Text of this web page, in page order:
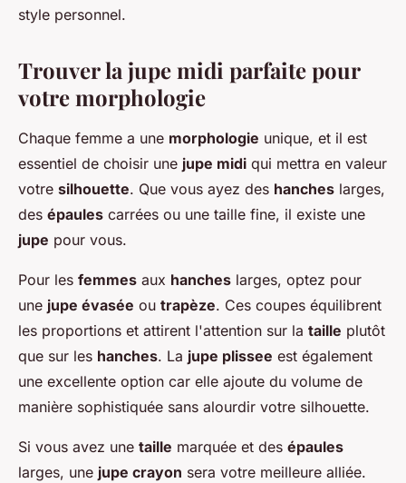
style personnel.
Trouver la jupe midi parfaite pour
votre morphologie
Chaque femme a une morphologie unique, et il est
essentiel de choisir une jupe midi qui mettra en valeur
votre silhouette. Que vous ayez des hanches larges,
des épaules carrées ou une taille fine, il existe une
jupe pour vous.
Pour les femmes aux hanches larges, optez pour
une jupe évasée ou trapèze. Ces coupes équilibrent
les proportions et attirent l'attention sur la taille plutôt
que sur les hanches. La jupe plissee est également
une excellente option car elle ajoute du volume de
manière sophistiquée sans alourdir votre silhouette.
Si vous avez une taille marquée et des épaules
larges, une jupe crayon sera votre meilleure alliée.